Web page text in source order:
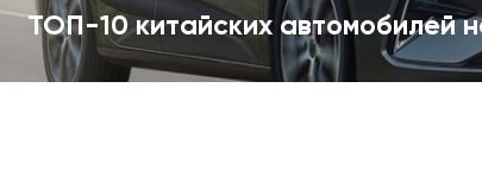
ТОП-10 китайских автомобилей